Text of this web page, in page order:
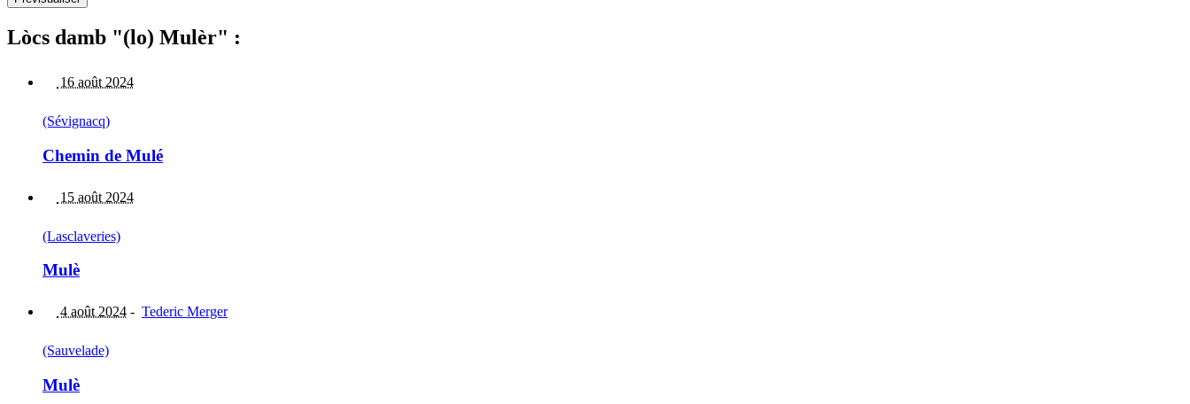
Lòcs damb "(lo) Mulèr" :
16 août 2024
(Sévignacq)
Chemin de Mulé
15 août 2024
(Lasclaveries)
Mulè
4 août 2024 - Tederic Merger
(Sauvelade)
Mulè